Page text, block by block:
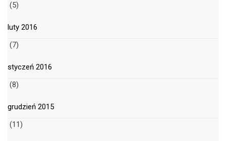
(5)
luty 2016
(7)
styczeń 2016
(8)
grudzień 2015
(11)